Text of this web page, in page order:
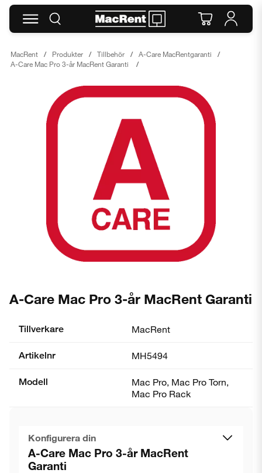
MacRent Produkter Tillbehör
A-Care MacRentgaranti
A-Care Mac Pro 3-år MacRent Garanti
A-Care Mac Pro 3-år MacRent Garanti
Tillverkare MacRent
Artikelnr MH5494
Modell
Mac Pro, Mac Pro Torn,
Mac Pro Rack
Konfigurera din
A-Care Mac Pro 3-år MacRent
Garanti